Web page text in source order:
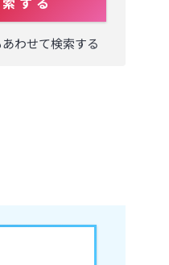
す る
わせて検索する